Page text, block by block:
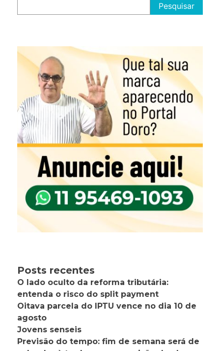
Pesquisar
Posts recentes
O lado oculto da reforma tributária:
entenda o risco do split payment
Oitava parcela do IPTU vence no dia 10 de
agosto
Jovens senseis
Previsão do tempo: fim de semana será de